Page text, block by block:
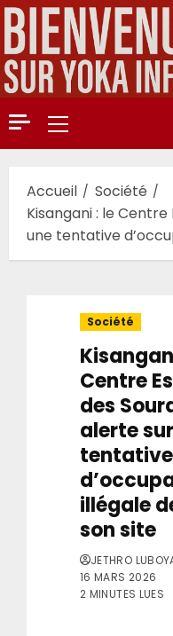
Aller
au
contenu
Menu
principal
Accueil
Société
Kisangani : le
une tentative
Société
Centre
des
alerte
tentative
illégale
son site
JETHRO
16 MARS 2026
2 MINUTES LUES